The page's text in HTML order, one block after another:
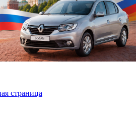
страница